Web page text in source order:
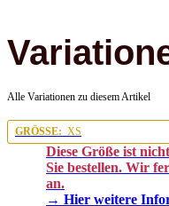
Alle Variationen zu diesem Artikel
GRÖSSE: XS
Diese Größe ist
Sie bestellen. Wir
an.
→ Hier weitere